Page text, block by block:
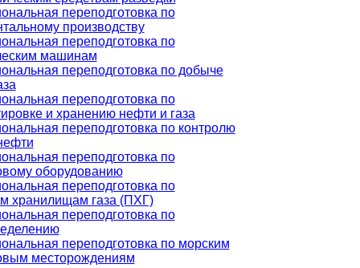
переподготовка по
производству
переподготовка по
машинам
переподготовка по добыче
переподготовка по
и хранению нефти и газа
переподготовка по контролю
переподготовка по
оборудованию
переподготовка по
хранилищам газа (ПХГ)
переподготовка по
переподготовка по морским
месторождениям